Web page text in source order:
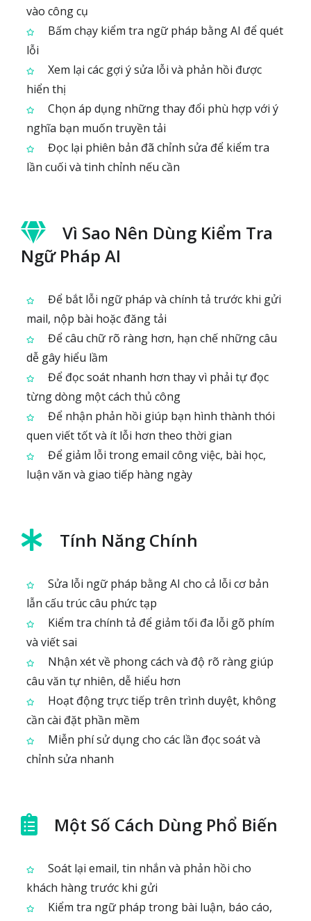
vào công cụ
Bấm chạy kiểm tra ngữ pháp bằng AI để quét
lỗi
Xem lại các gợi ý sửa lỗi và phản hồi được
hiển thị
Chọn áp dụng những thay đổi phù hợp với ý
nghĩa bạn muốn truyền tải
Đọc lại phiên bản đã chỉnh sửa để kiểm tra
lần cuối và tinh chỉnh nếu cần
Vì Sao Nên Dùng Kiểm Tra
Ngữ Pháp AI
Để bắt lỗi ngữ pháp và chính tả trước khi gửi
mail, nộp bài hoặc đăng tải
Để câu chữ rõ ràng hơn, hạn chế những câu
dễ gây hiểu lầm
Để đọc soát nhanh hơn thay vì phải tự đọc
từng dòng một cách thủ công
Để nhận phản hồi giúp bạn hình thành thói
quen viết tốt và ít lỗi hơn theo thời gian
Để giảm lỗi trong email công việc, bài học,
luận văn và giao tiếp hàng ngày
Tính Năng Chính
Sửa lỗi ngữ pháp bằng AI cho cả lỗi cơ bản
lẫn cấu trúc câu phức tạp
Kiểm tra chính tả để giảm tối đa lỗi gõ phím
và viết sai
Nhận xét về phong cách và độ rõ ràng giúp
câu văn tự nhiên, dễ hiểu hơn
Hoạt động trực tiếp trên trình duyệt, không
cần cài đặt phần mềm
Miễn phí sử dụng cho các lần đọc soát và
chỉnh sửa nhanh
Một Số Cách Dùng Phổ Biến
Soát lại email, tin nhắn và phản hồi cho
khách hàng trước khi gửi
Kiểm tra ngữ pháp trong bài luận, báo cáo,